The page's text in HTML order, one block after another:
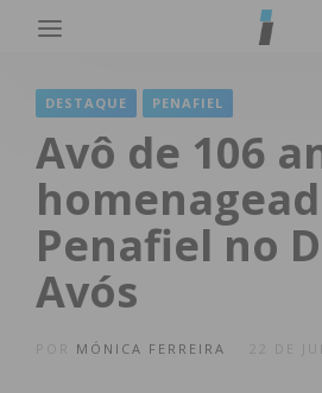
DESTAQUE PENAFIEL
Avô de 106
Penafiel no
Avós
MÓNICA FERREIRA